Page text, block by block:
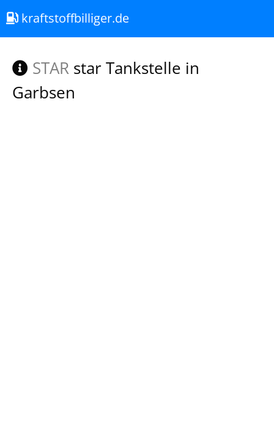
kraftstoffbilliger.de
STAR star Tankstelle in
Garbsen